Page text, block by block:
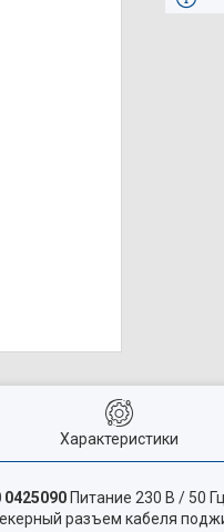
Характеристики
Питание 230 В / 50
разъем кабеля